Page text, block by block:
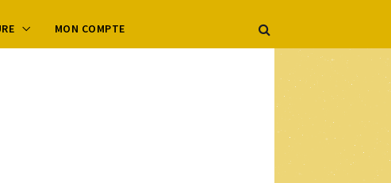
MON COMPTE